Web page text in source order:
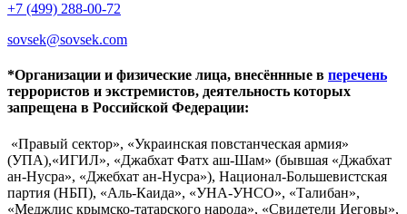
+7 (499) 288-00-72
sovsek@sovsek.com
*Организации и физические лица, внесённные в перечень
террористов и экстремистов, деятельность которых
запрещена в Российской Федерации:
«Правый сектор», «Украинская повстанческая армия»
(УПА),«ИГИЛ», «Джабхат Фатх аш-Шам» (бывшая «Джабхат
ан-Нусра», «Джебхат ан-Нусра»), Национал-Большевистская
партия (НБП), «Аль-Каида», «УНА-УНСО», «Талибан»,
«Меджлис крымско-татарского народа», «Свидетели Иеговы»,